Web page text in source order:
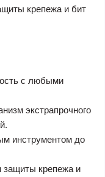
крепежа и бит
с любыми
экстрапрочного
инструментом до
защиты крепежа и